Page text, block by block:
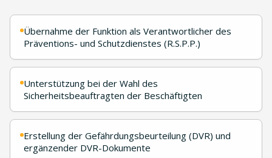
Übernahme der Funktion als Verantwortlicher des
Präventions- und Schutzdienstes (R.S.P.P.)
Unterstützung bei der Wahl des
Sicherheitsbeauftragten der Beschäftigten
Erstellung der Gefährdungsbeurteilung (DVR) und
ergänzender DVR-Dokumente